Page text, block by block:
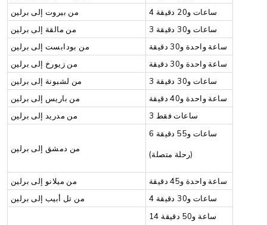
من بيروت إلى برلين
4 ساعات و20 دقيقة
من مالقة إلى برلين
3 ساعات و30 دقيقة
من بودابست إلى برلين
ساعة واحدة و30 دقيقة
من زيورخ إلى برلين
ساعة واحدة و30 دقيقة
من لشبونة إلى برلين
3 ساعات و30 دقيقة
من باريس إلى برلين
ساعة واحدة و40 دقيقة
من مدريد إلى برلين
3 ساعات فقط
من دمشق إلى برلين
6 ساعات و55 دقيقة
(رحلة متصلة)
من ميلانو إلى برلين
ساعة واحدة و45 دقيقة
من تل أبيب إلى برلين
4 ساعات و30 دقيقة
14 ساعة و50 دقيقة